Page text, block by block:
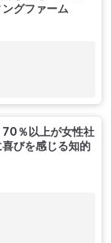
グファーム
70％以上が女性社
びを感じる知的